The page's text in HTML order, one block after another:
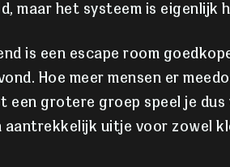
maar het systeem is eigenlijk
is een escape room
Hoe meer mensen er
een grotere groep speel je
aantrekkelijk uitje voor zowel